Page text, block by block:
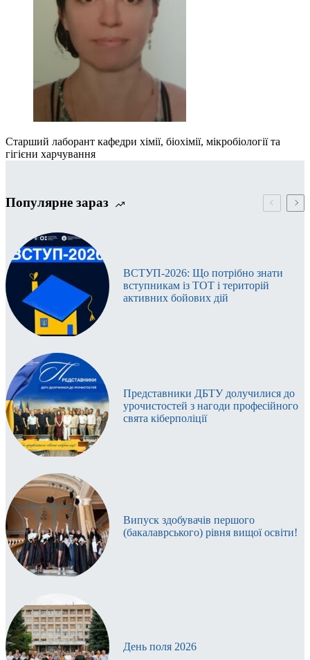
Старший лаборант кафедри хімії, біохімії, мікробіології та
гігієни харчування
Популярне зараз
ВСТУП-2026: Що потрібно знати
вступникам із ТОТ і територій
активних бойових дій
Представники ДБТУ долучилися до
урочистостей з нагоди професійного
свята кіберполіції
Випуск здобувачів першого
(бакалаврського) рівня вищої освіти!
День поля 2026